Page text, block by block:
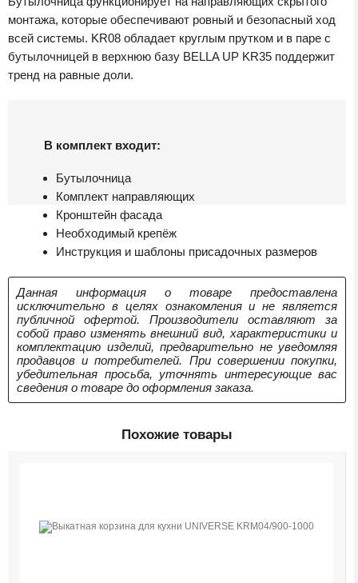
монтажа, которые обеспечивают ровный и безопасный ход
всей системы. KR08 обладает круглым прутком и в паре с
бутылочницей в верхнюю базу BELLA UP KR35 поддержит
тренд на равные доли.
В комплект входит:
Бутылочница
Комплект направляющих
Кронштейн фасада
Необходимый крепёж
Инструкция и шаблоны присадочных размеров
Данная информация о товаре предоставлена
исключительно в целях ознакомления и не является
публичной офертой. Производители оставляют за
собой право изменять внешний вид, характеристики и
комплектацию изделий, предварительно не уведомляя
продавцов и потребителей. При совершении покупки,
убедительная просьба, уточнять интересующие вас
сведения о товаре до оформления заказа.
Похожие товары